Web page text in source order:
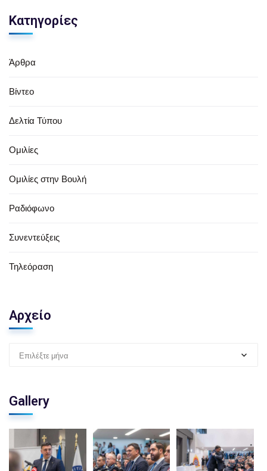
Κατηγορίες
Άρθρα
Βίντεο
Δελτία Τύπου
Ομιλίες
Ομιλίες στην Βουλή
Ραδιόφωνο
Συνεντεύξεις
Τηλεόραση
Αρχείο
Επιλέξτε μήνα
Gallery